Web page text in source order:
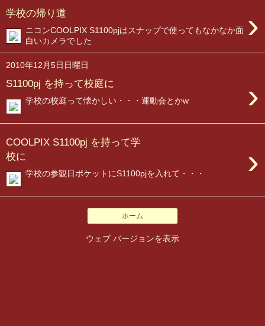
学校の帰り道 ›
ニコンCOOLPIX S1100pjはスナップで使ってもなかなか面
白いカメラでした
2010年12月5日日曜日
S1100pj を持って校庭に ›
学校の校庭って懐かしい・・・運動会とかw
COOLPIX S1100pj を持って学
校に
›
学校の参観日ポケットにS1100pjを入れて・・・
ホーム
ウェブ バージョンを表示